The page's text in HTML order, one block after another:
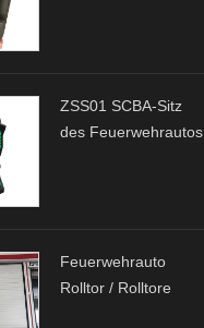
ZSS01 SCBA-Sitz
des Feuerwehrautos
Feuerwehrauto
Rolltor / Rolltore